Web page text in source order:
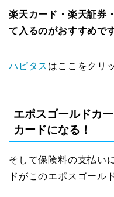
楽天カード・楽天証券
て入るのがおすすめです
ハピタス はここをクリ
エポスゴールドカ
カードになる！
そして保険料の支払い
ドがこのエポスゴール